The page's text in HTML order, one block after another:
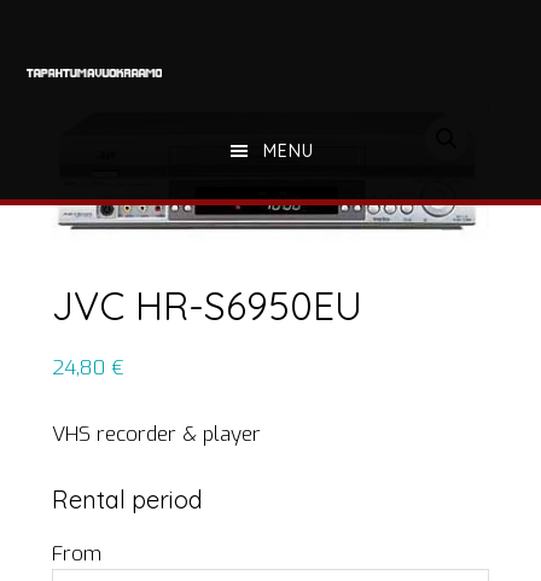
sivupalkkiin
MENU
JVC HR-S6950EU
24,80 €
VHS recorder & player
Rental period
From